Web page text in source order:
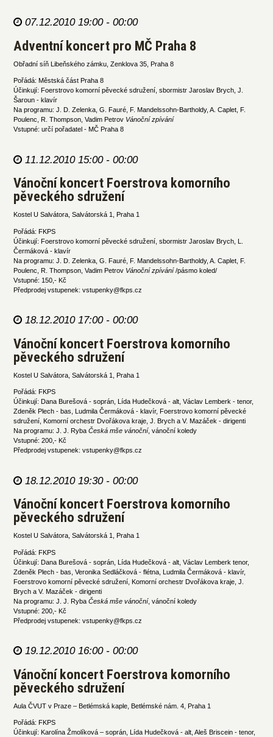
07.12.2010 19:00 - 00:00
Adventní koncert pro MČ Praha 8
Obřadní síň Libeňského zámku, Zenklova 35, Praha 8
Pořádá: Městská část Praha 8
Účinkují: Foerstrovo komorní pěvecké sdružení, sbormistr Jaroslav Brych, J.
Šaroun - klavír
Na programu: J. D. Zelenka, G. Fauré, F. Mandelssohn-Bartholdy, A. Caplet, F.
Poulenc, R. Thompson, Vadim Petrov Vánoční zpívání
Vstupné: určí pořadatel - MČ Praha 8
11.12.2010 15:00 - 00:00
Vánoční koncert Foerstrova komorního
pěveckého sdružení
Kostel U Salvátora, Salvátorská 1, Praha 1
Pořádá: FKPS
Účinkují: Foerstrovo komorní pěvecké sdružení, sbormistr Jaroslav Brych, L.
Čermáková - klavír
Na programu: J. D. Zelenka, G. Fauré, F. Mandelssohn-Bartholdy, A. Caplet, F.
Poulenc, R. Thompson, Vadim Petrov Vánoční zpívání/pásmo koled/
Vstupné: 150,- Kč
Předprodej vstupenek: vstupenky@fkps.cz
18.12.2010 17:00 - 00:00
Vánoční koncert Foerstrova komorního
pěveckého sdružení
Kostel U Salvátora, Salvátorská 1, Praha 1
Pořádá: FKPS
Účinkují: Dana Burešová - soprán, Lída Hudečková - alt, Václav Lemberk - tenor,
Zdeněk Plech - bas, Ludmila Čermáková - klavír, Foerstrovo komorní pěvecké
sdružení, Komorní orchestr Dvořákova kraje, J. Brych a V. Mazáček - dirigenti
Na programu: J. J. RybaČeská mše vánoční, vánoční koledy
Vstupné: 200,- Kč
Předprodej vstupenek: vstupenky@fkps.cz
18.12.2010 19:30 - 00:00
Vánoční koncert Foerstrova komorního
pěveckého sdružení
Kostel U Salvátora, Salvátorská 1, Praha 1
Pořádá: FKPS
Účinkují: Dana Burešová - soprán, Lída Hudečková - alt, Václav Lemberk tenor,
Zdeněk Plech - bas, Veronika Sedláčková - flétna, Ludmila Čermáková - klavír,
Foerstrovo komorní pěvecké sdružení, Komorní orchestr Dvořákova kraje, J.
Brych a V. Mazáček - dirigenti
Na programu: J. J. RybaČeská mše vánoční, vánoční koledy
Vstupné: 200,- Kč
Předprodej vstupenek: vstupenky@fkps.cz
19.12.2010 16:00 - 00:00
Vánoční koncert Foerstrova komorního
pěveckého sdružení
Aula ČVUT v Praze – Betlémská kaple, Betlémské nám. 4, Praha 1
Pořádá: FKPS
Účinkují: Karolína Žmolíková – soprán, Lída Hudečková - alt, Aleš Briscein - tenor,